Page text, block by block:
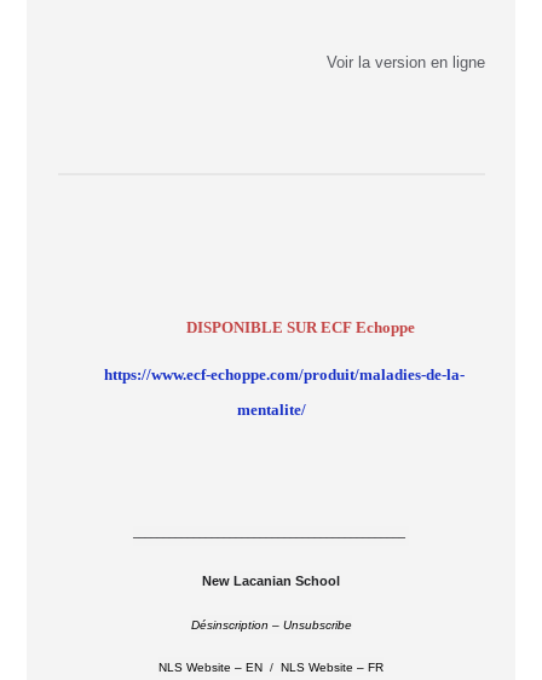
Voir la version en ligne
DISPONIBLE SUR ECF Echoppe
https://www.ecf-echoppe.com/produit/maladies-de-la-
mentalite/
–––––––––––––––––––––––––––––––––––––––––––––
New Lacanian School
Désinscription – Unsubscribe
NLS Website – EN / NLS Website – FR